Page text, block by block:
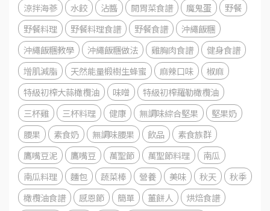
涼拌海蔘
水餃 沾醬 開胃菜食譜 魔鬼蛋
野餐
野餐料理
野餐料理食譜 野餐食譜
沖繩飯糰
沖繩飯糰教學
沖繩飯糰做法 雞胸肉食譜
健身食譜
增肌減脂
天然能量椴樹生蜂蜜 麻辣口味
椒麻
特級初榨大蒜橄欖油
味噌
特級初榨羅勒橄欖油
三杯雞
三杯料理 健康 無調味綜合堅果
堅果奶
腰果
素食奶 無調味腰果 飲品
素食族群
鷹嘴豆泥
鷹嘴豆 萬聖節 萬聖節料理
南瓜
南瓜料理
麵包 蔬菜棒 營養 美味 秋天
秋季
橄欖油食譜
感恩節 簡單 薑餅人
烘焙食譜